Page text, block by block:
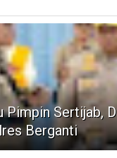
Pimpin Sertijab,
Berganti